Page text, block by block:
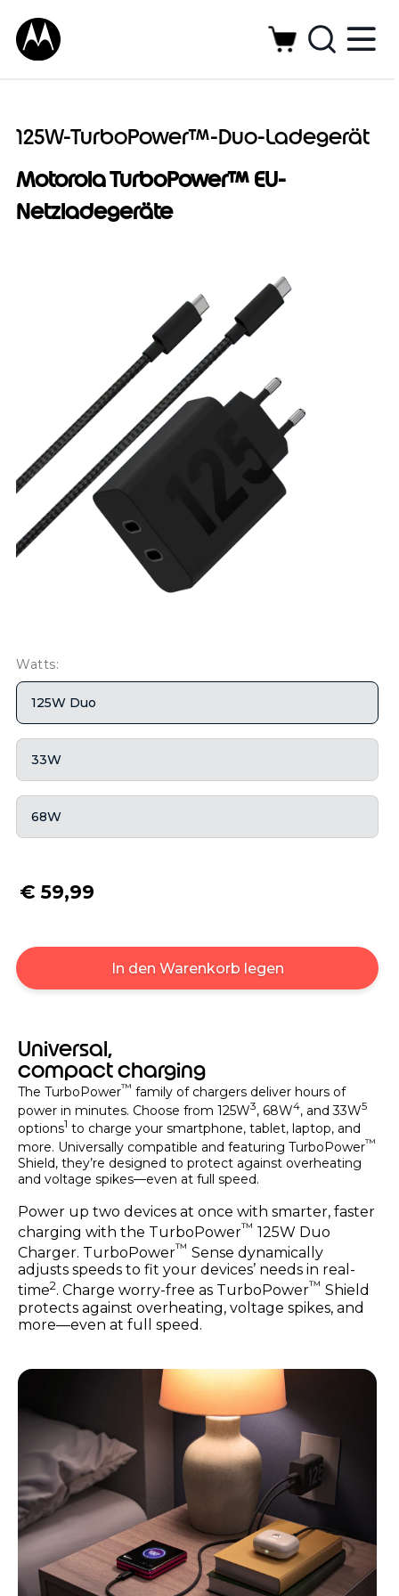
125W-TurboPower™-Duo-Ladegerät
Motorola TurboPower™ EU-
Netzladegeräte
Watts:
125W Duo
33W
68W
€ 59,99
In den Warenkorb legen
Universal,
compact charging
The TurboPower™ family of chargers deliver hours of
power in minutes. Choose from 125W3, 68W4, and 33W5
options1 to charge your smartphone, tablet, laptop, and
more. Universally compatible and featuring TurboPower™
Shield, they’re designed to protect against overheating
and voltage spikes—even at full speed.
Power up two devices at once with smarter, faster
charging with the TurboPower™ 125W Duo
Charger. TurboPower™ Sense dynamically
adjusts speeds to fit your devices’ needs in real-
time2. Charge worry-free as TurboPower™ Shield
protects against overheating, voltage spikes, and
more—even at full speed.